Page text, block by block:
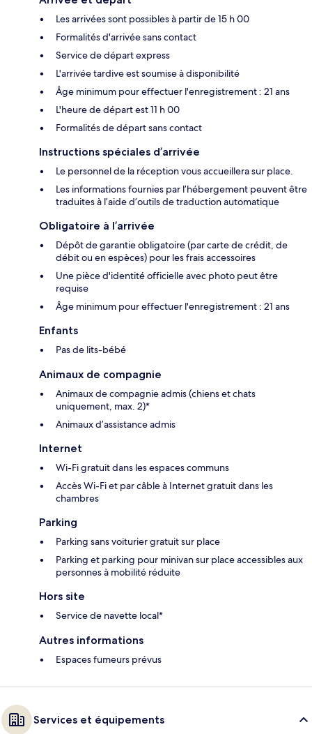
Les arrivées sont possibles à partir de 15 h 00
Formalités d'arrivée sans contact
Service de départ express
L'arrivée tardive est soumise à disponibilité
Âge minimum pour effectuer l'enregistrement : 21 ans
L'heure de départ est 11 h 00
Formalités de départ sans contact
Instructions spéciales d’arrivée
Le personnel de la réception vous accueillera sur place.
Les informations fournies par l’hébergement peuvent être
traduites à l’aide d’outils de traduction automatique
Obligatoire à l’arrivée
Dépôt de garantie obligatoire (par carte de crédit, de
débit ou en espèces) pour les frais accessoires
Une pièce d'identité officielle avec photo peut être
requise
Âge minimum pour effectuer l'enregistrement : 21 ans
Enfants
Pas de lits-bébé
Animaux de compagnie
Animaux de compagnie admis (chiens et chats
uniquement, max. 2)*
Animaux d’assistance admis
Internet
Wi-Fi gratuit dans les espaces communs
Accès Wi-Fi et par câble à Internet gratuit dans les
chambres
Parking
Parking sans voiturier gratuit sur place
Parking et parking pour minivan sur place accessibles aux
personnes à mobilité réduite
Hors site
Service de navette local*
Autres informations
Espaces fumeurs prévus
Services et équipements